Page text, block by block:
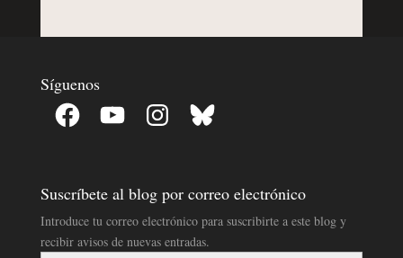
Síguenos
Facebook YouTube InstagramBluesky
Suscríbete al blog por correo electrónico
Introduce tu correo electrónico para suscribirte a este blog y
recibir avisos de nuevas entradas.